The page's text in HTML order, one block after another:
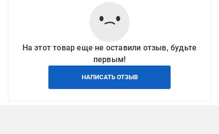
На этот товар еще не оставили отзыв, будьте
первым!
НАПИСАТЬ ОТЗЫВ